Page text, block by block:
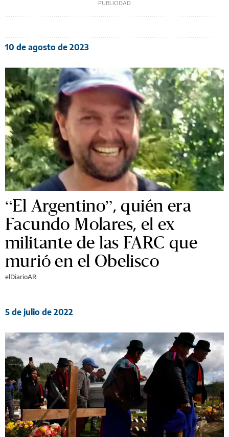
10 de agosto de 2023
“El Argentino”, quién era
Facundo Molares, el ex
militante de las FARC que
murió en el Obelisco
elDiarioAR
5 de julio de 2022